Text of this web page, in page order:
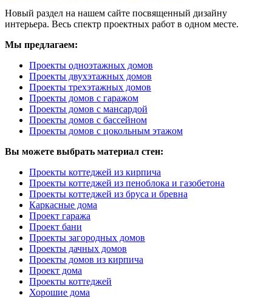
Новый раздел на нашем сайте посвященный дизайну
интерьера. Весь спектр проектных работ в одном месте.
Мы предлагаем:
Проекты одноэтажных домов
Проекты двухэтажных домов
Проекты трехэтажных домов
Проекты домов с гаражом
Проекты домов с мансардой
Проекты домов с бассейном
Проекты домов с цокольным этажом
Вы можете выбрать материал стен:
Проекты коттеджей из кирпича
Проекты коттеджей из пеноблока и газобетона
Проекты коттеджей из бруса и бревна
Каркасные дома
Проект гаража
Проект бани
Проекты загородных домов
Проекты дачных домов
Проекты домов из кирпича
Проект дома
Проекты коттеджей
Хорошие дома